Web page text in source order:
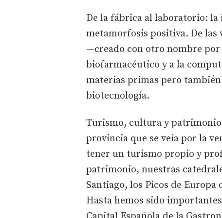
De la fábrica al laboratorio:
metamorfosis positiva. De las
—creado con otro nombre
biofarmacéutico y a la
materias primas pero
biotecnología.
Turismo, cultura y patrimonio:
provincia que se veía por la
tener un turismo propio y
patrimonio, nuestras
Santiago, los Picos de
Hasta hemos sido